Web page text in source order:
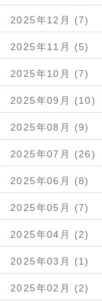
2025年12月 (7)
2025年11月 (5)
2025年10月 (7)
2025年09月 (10)
2025年08月 (9)
2025年07月 (26)
2025年06月 (8)
2025年05月 (7)
2025年04月 (2)
2025年03月 (1)
2025年02月 (2)